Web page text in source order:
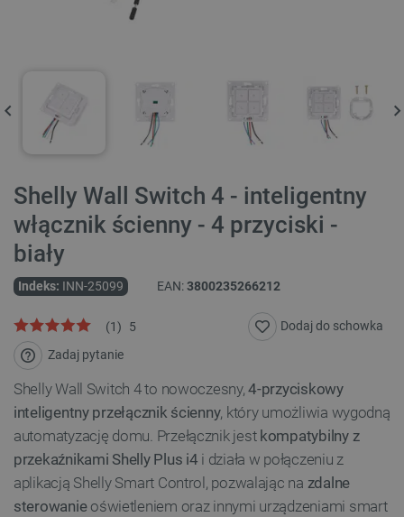
Shelly Wall Switch 4 - inteligentny
włącznik ścienny - 4 przyciski -
biały
Indeks: INN-25099 EAN:3800235266212
5
(1)
Zadaj pytanie
Dodaj do schowka
Shelly Wall Switch 4 to nowoczesny,4-przyciskowy
inteligentny przełącznik ścienny, który umożliwia wygodną
automatyzację domu. Przełącznik jest kompatybilny z
przekaźnikami Shelly Plus i4 i działa w połączeniu z
aplikacją Shelly Smart Control, pozwalając na zdalne
sterowanieoświetleniem oraz innymi urządzeniami smart